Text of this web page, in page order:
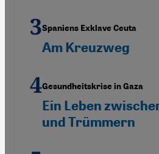
Spaniens Exklave Ceuta
Am Kreuzweg
Gesundheitskrise in Gaza
Ein Leben
und Trümmern